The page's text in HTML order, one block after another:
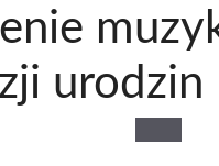
urodzin